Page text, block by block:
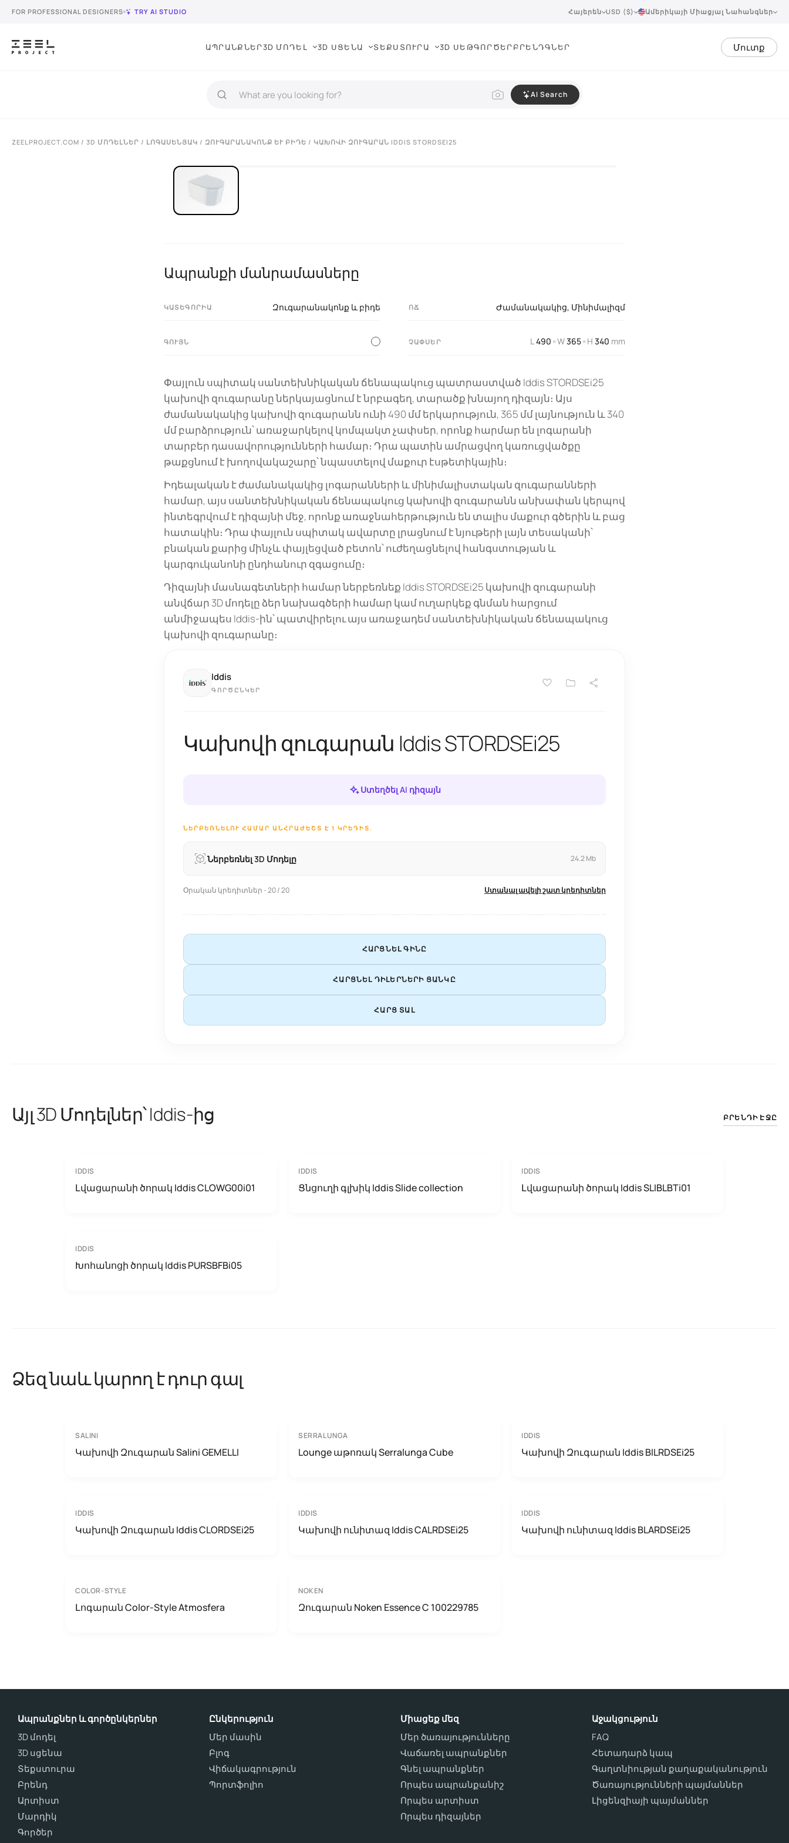
FOR PROFESSIONAL DESIGNERS TRY AI STUDIO Հայերեն USD ($) Ամերիկայի Միացյալ Նահանգներ
ԱՊՐԱՆՔՆԵՐ3D ՄՈԴԵԼ 3D ՍՑԵՆԱ ՏԵՔՍՏՈՒՐԱ 3D ՍԵԹԳՈՐԾԵՐԲՐԵՆԴԳՆԵՐ Մուտք
AI Search
ZEELPROJECT.COM / 3D ՄՈԴԵԼՆԵՐ / ԼՈԳԱՍԵՆՅԱԿ / ԶՈՒԳԱՐԱՆԱԿՈՆՔ ԵՒ ԲԻԴԵ / ԿԱԽՈՎԻ ԶՈՒԳԱՐԱՆ IDDIS STORDSEI25
Ապրանքի մանրամասները
ԿԱՏԵԳՈՐԻԱ Զուգարանակոնք և բիդե ՈՃ Ժամանակակից, Մինիմալիզմ
ԳՈՒՅՆ ՉԱՓՍԵՐ L490 ×W365×H 340 mm
Փայլուն սպիտակ սանտեխնիկական ճենապակուց պատրաստված Iddis STORDSEi25
կախովի զուգարանը ներկայացնում է նրբագեղ, տարածք խնայող դիզայն։ Այս
ժամանակակից կախովի զուգարանն ունի 490 մմ երկարություն, 365 մմ լայնություն և 340
մմ բարձրություն՝ առաջարկելով կոմպակտ չափսեր, որոնք հարմար են լոգարանի
տարբեր դասավորությունների համար։ Դրա պատին ամրացվող կառուցվածքը
թաքցնում է խողովակաշարը՝ նպաստելով մաքուր էսթետիկային։
Իդեալական է ժամանակակից լոգարանների և մինիմալիստական ​​զուգարանների
համար, այս սանտեխնիկական ճենապակուց կախովի զուգարանն անխափան կերպով
ինտեգրվում է դիզայնի մեջ, որոնք առաջնահերթություն են տալիս մաքուր գծերին և բաց
հատակին։ Դրա փայլուն սպիտակ ավարտը լրացնում է նյութերի լայն տեսականի՝
բնական քարից մինչև փայլեցված բետոն՝ ուժեղացնելով հանգստության և
կարգուկանոնի ընդհանուր զգացումը։
Դիզայնի մասնագետների համար ներբեռնեք Iddis STORDSEi25 կախովի զուգարանի
անվճար 3D մոդելը ձեր նախագծերի համար կամ ուղարկեք գնման հարցում
անմիջապես Iddis-ին՝ պատվիրելու այս առաջադեմ սանտեխնիկական ճենապակուց
կախովի զուգարանը։
Iddis
ԳՈՐԾԸՆԿԵՐ
Կախովի զուգարան Iddis STORDSEi25
Ստեղծել AI դիզայն
ՆԵՐԲԵՌՆԵԼՈՒ ՀԱՄԱՐ ԱՆՀՐԱԺԵՇՏ Է 1 ԿՐԵԴԻՏ.
Ներբեռնել 3D Մոդելը 24.2 Mb
Օրական կրեդիտներ - 20 / 20 Ստանալ ավելի շատ կրեդիտներ
ՀԱՐՑՆԵԼ ԳԻՆԸ
ՀԱՐՑՆԵԼ ԴԻԼԵՐՆԵՐԻ ՑԱՆԿԸ
ՀԱՐՑ ՏԱԼ
Այլ 3D Մոդելներ՝ Iddis-ից ԲՐԵՆԴԻ ԷՋԸ
IDDIS
Լվացարանի ծորակ Iddis CLOWG00i01
IDDIS
Ցնցուղի գլխիկ Iddis Slide collection
IDDIS
Լվացարանի ծորակ Iddis SLIBLBTi01
IDDIS
Խոհանոցի ծորակ Iddis PURSBFBi05
Ձեզ նաև կարող է դուր գալ
SALINI
Կախովի Զուգարան Salini GEMELLI
SERRALUNGA
Lounge աթոռակ Serralunga Cube
IDDIS
Կախովի Զուգարան Iddis BILRDSEi25
IDDIS
Կախովի Զուգարան Iddis CLORDSEi25
IDDIS
Կախովի ունիտազ Iddis CALRDSEi25
IDDIS
Կախովի ունիտազ Iddis BLARDSEi25
COLOR-STYLE
Լոգարան Color-Style Atmosfera
NOKEN
Զուգարան Noken Essence C 100229785
Ապրանքներ և գործընկերներ
3D մոդել
3D սցենա
Տեքստուրա
Բրենդ
Արտիստ
Մարդիկ
Գործեր
Ընկերություն
Մեր մասին
Բլոգ
Վիճակագրություն
Պորտֆոլիո
Միացեք մեզ
Մեր ծառայությունները
Վաճառել ապրանքներ
Գնել ապրանքներ
Որպես ապրանքանիշ
Որպես արտիստ
Որպես դիզայներ
Աջակցություն
FAQ
Հետադարձ կապ
Գաղտնիության քաղաքականություն
Ծառայությունների պայմաններ
Լիցենզիայի պայմաններ